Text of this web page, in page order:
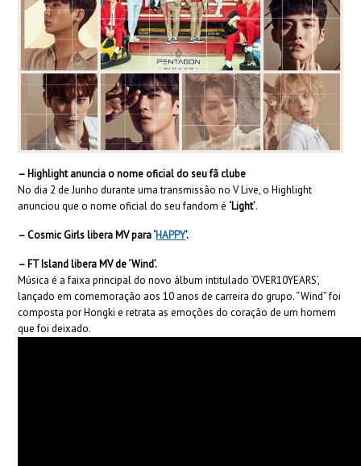
– Highlight anuncia o nome oficial doseu fã clube
No dia 2 de Junho durante uma transmissão no V Live, o Highlight
anunciou que o nome oficial do seu fandom é ‘Light’.
– Cosmic Girlslibera MV para ‘HAPPY’.
– FT Island libera MV de ‘Wind’.
Música é a faixa principal do novo álbum intitulado ‘OVER10YEARS’,
lançado em comemoração aos 10 anos de carreira do grupo. “Wind” foi
composta por Hongki e retrata as emoções do coração de um homem
que foi deixado.